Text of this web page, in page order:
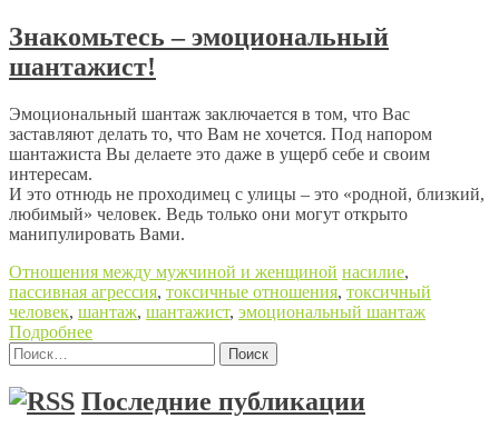
Знакомьтесь – эмоциональный
шантажист!
Эмоциональный шантаж заключается в том, что Вас
заставляют делать то, что Вам не хочется. Под напором
шантажиста Вы делаете это даже в ущерб себе и своим
интересам.
И это отнюдь не проходимец с улицы – это «родной, близкий,
любимый» человек. Ведь только они могут открыто
манипулировать Вами.
Отношения между мужчиной и женщиной насилие,
пассивная агрессия, токсичные отношения, токсичный
человек, шантаж, шантажист, эмоциональный шантаж
Подробнее
Найти:
Последние публикации